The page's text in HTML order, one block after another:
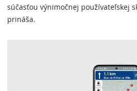
súčasťou výnimočnej používateľskej
prináša.